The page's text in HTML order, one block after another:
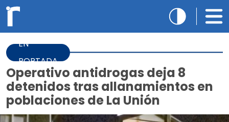
EN
PORTADA
Operativo antidrogas deja 8
detenidos tras allanamientos en
poblaciones de La Unión